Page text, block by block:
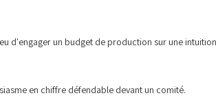
d'engager un budget de production sur une
en chiffre défendable devant un comité.